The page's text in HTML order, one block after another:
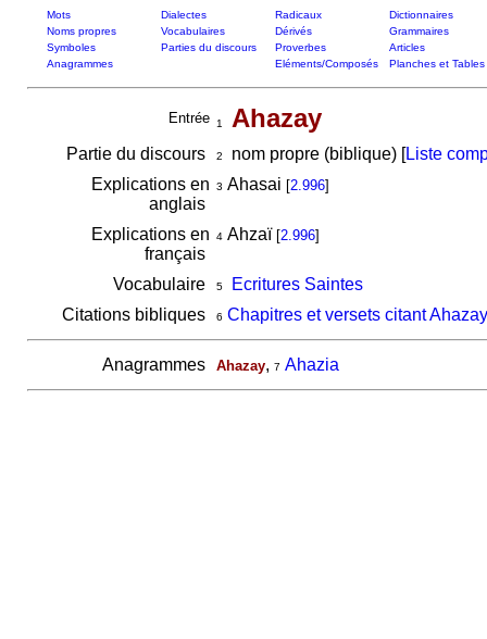
Mots Dialectes Radicaux
Dictionnaires
Noms propres
Vocabulaires Dérivés
Grammaires
Symboles
Parties du discours Proverbes
Articles
Anagrammes
Eléments/Composés Planches et Tables
Entrée 1 Ahazay
Partie du discours 2 nom propre (biblique) [Liste
Explications en
anglais
3 Ahasai [2.996]
Explications en
français
4Ahzaï [2.996]
Vocabulaire 5
Ecritures Saintes
Citations bibliques
6 Chapitres et versets citant Ahazay
Anagrammes Ahazay, 7 Ahazia